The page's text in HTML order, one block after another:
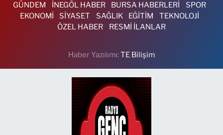
GÜNDEM İNEGÖL HABER BURSA HABERLERİ
SPOR
EKONOMİ
SİYASET SAĞLIK EĞİTİM
TEKNOLOJİ
ÖZEL HABER
RESMİ İLANLAR
Haber Yazılımı:TE Bilişim